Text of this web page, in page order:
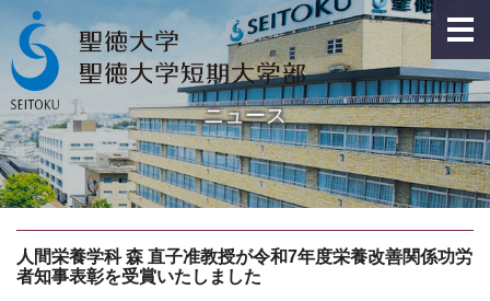
ニュース
人間栄養学科 森 直子准教授が令和7年度栄養改善関係功労
者知事表彰を受賞いたしました